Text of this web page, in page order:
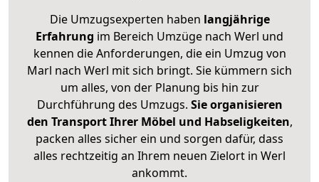
Die Umzugsexperten haben langjährige
Erfahrung im Bereich Umzüge nach Werl und
kennen die Anforderungen, die ein Umzug von
Marl nach Werl mit sich bringt. Sie kümmern sich
um alles, von der Planung bis hin zur
Durchführung des Umzugs. Sie organisieren
den Transport Ihrer Möbel und Habseligkeiten,
packen alles sicher ein und sorgen dafür, dass
alles rechtzeitig an Ihrem neuen Zielort in Werl
ankommt.